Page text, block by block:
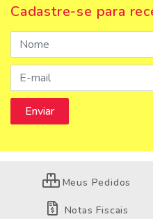
Cadastre-se para
Meus Pedidos
Notas Fiscais